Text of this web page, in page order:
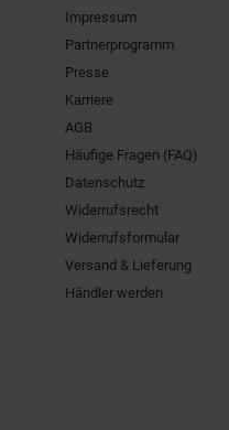
Impressum
Partnerprogramm
Presse
Karriere
AGB
Häufige Fragen (FAQ)
Datenschutz
Widerrufsrecht
Widerrufsformular
Versand & Lieferung
Händler werden